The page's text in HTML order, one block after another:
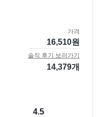
가격
16,510원
솔직 후기 보러가기
14,379개
4.5